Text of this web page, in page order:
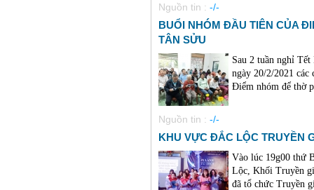
Nguồn tin : -/-
BUỔI NHÓM ĐẦU TIÊN CỦA
TÂN SỬU
Sau 2 tuần nghỉ
ngày 20/2/2021
Điểm nhóm để thờ
Nguồn tin : -/-
KHU VỰC ĐẮC LỘC TRUYỀN
Vào lúc 19g00 thứ
Lộc, Khối Truyền
đã tổ chức Truyền